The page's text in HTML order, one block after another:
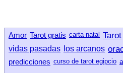
Amor Tarot gratis carta natal Tarot
vidas pasadas los arcanos
predicciones curso de tarot egipcio